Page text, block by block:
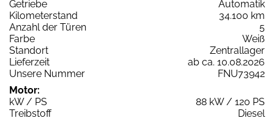
Getriebe
Automatik
Kilometerstand
34.100 km
Anzahl der Türen
5
Farbe
Weiß
Standort
Zentrallager
Lieferzeit
ab ca. 10.08.2026
Unsere Nummer
FNU73942
Motor:
kW / PS
88 kW / 120 PS
Treibstoff
Diesel